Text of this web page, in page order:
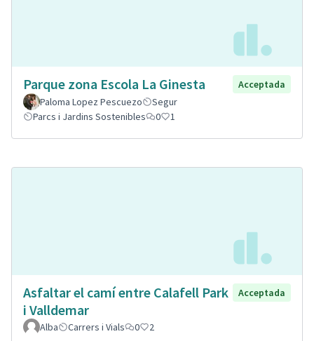
Parque zona Escola La Ginesta
Acceptada
Paloma Lopez Pescuezo
Segur
Parcs i Jardins Sostenibles
0 1
Asfaltar el camí entre Calafell Park
i Valldemar
Acceptada
Alba Carrers i Vials 0 2